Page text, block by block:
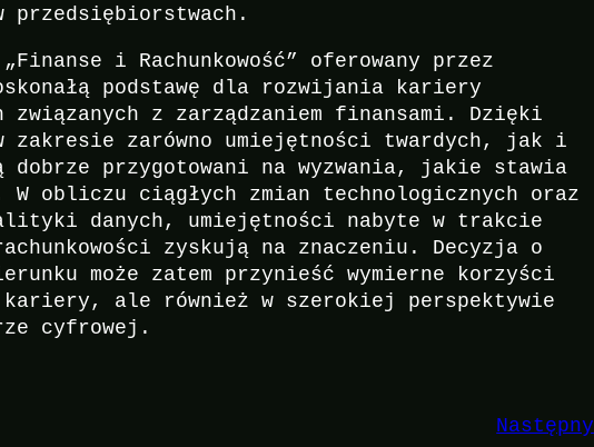
przedsiębiorstwach.
i Rachunkowość” oferowany przez
podstawę dla rozwijania kariery
związanych z zarządzaniem finansami. Dzięki
zakresie zarówno umiejętności twardych, jak i
dobrze przygotowani na wyzwania, jakie stawia
obliczu ciągłych zmian technologicznych oraz
danych, umiejętności nabyte w trakcie
zyskują na znaczeniu. Decyzja o
może zatem przynieść wymierne korzyści
ale również w szerokiej perspektywie
cyfrowej.
Następny